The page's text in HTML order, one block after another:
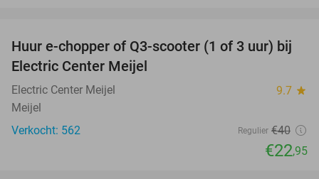
43%
Huur e-chopper of Q3-scooter (1 of 3 uur) bij
Electric Center Meijel
Electric Center Meijel 9.7 star
Meijel
Verkocht: 562
Regulier €40
€22,95